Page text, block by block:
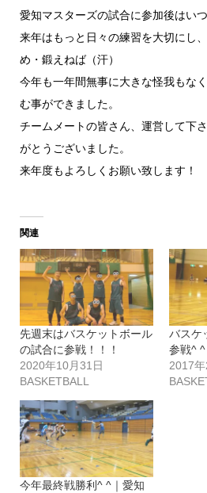
愛知マスターズの試合に参加後はいつ
来年はもっと日々の練習を大切にし
め・鍛えねば（汗）
今年も一年間無事に大きな怪我もな
む事ができました。
チームメートの皆さん、運営して下
がとうございました。
来年度もよろしくお願い致します！
関連
先週末はバスケットボール
の試合に参戦！！！
2020年10月31日
BASKETBALL
バスケ
参戦^ ^
2017
今年最終戦勝利^ ^｜愛知